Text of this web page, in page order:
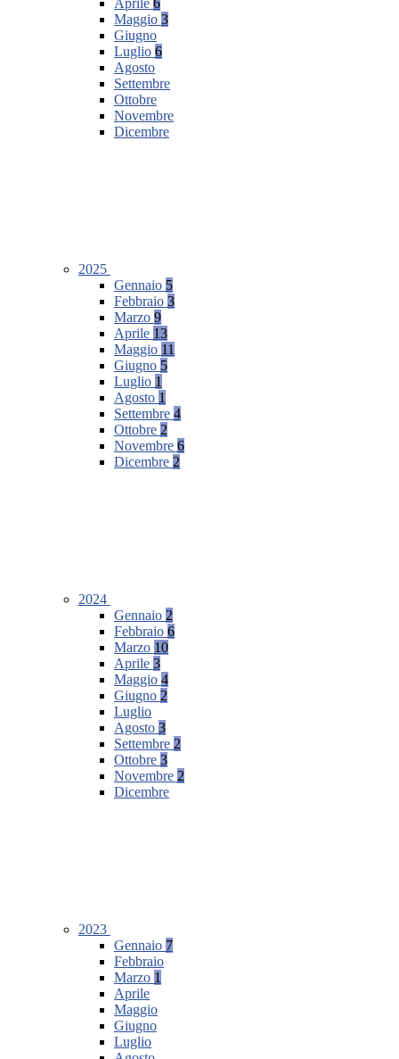
Aprile 6
Maggio 3
Giugno
Luglio 6
Agosto
Settembre
Ottobre
Novembre
Dicembre
2025
Gennaio 5
Febbraio 3
Marzo 9
Aprile 13
Maggio 11
Giugno 5
Luglio 1
Agosto 1
Settembre 4
Ottobre 2
Novembre 6
Dicembre 2
2024
Gennaio 2
Febbraio 6
Marzo 10
Aprile 3
Maggio 4
Giugno 2
Luglio
Agosto 3
Settembre 2
Ottobre 3
Novembre 2
Dicembre
2023
Gennaio 7
Febbraio
Marzo 1
Aprile
Maggio
Giugno
Luglio